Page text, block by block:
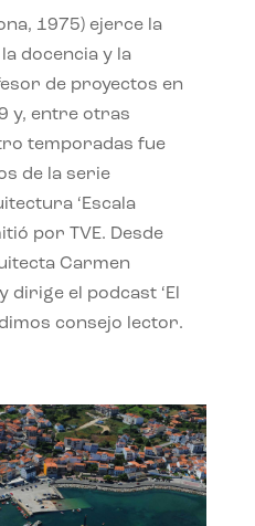
1975) ejerce la
docencia y la
de proyectos en
y, entre otras
temporadas fue
de la serie
‘Escala
por TVE. Desde
Carmen
dirige el podcast ‘El
consejo lector.